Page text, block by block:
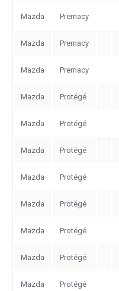
Mazda Premacy
Mazda Premacy
Mazda Premacy
Mazda Protégé
Mazda Protégé
Mazda Protégé
Mazda Protégé
Mazda Protégé
Mazda Protégé
Mazda Protégé
Mazda Protégé